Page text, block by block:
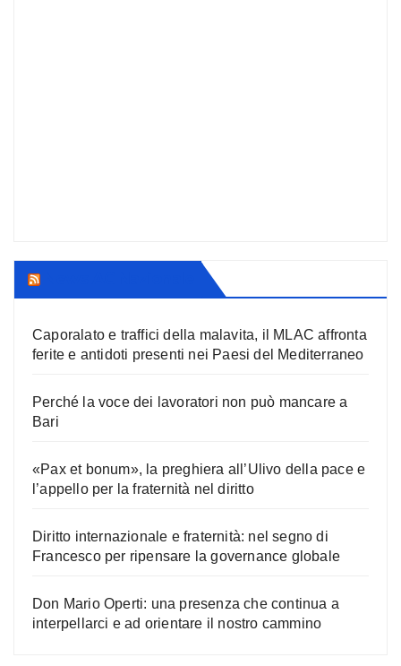
Caporalato e traffici della malavita, il MLAC affronta
ferite e antidoti presenti nei Paesi del Mediterraneo
Perché la voce dei lavoratori non può mancare a
Bari
«Pax et bonum», la preghiera all’Ulivo della pace e
l’appello per la fraternità nel diritto
Diritto internazionale e fraternità: nel segno di
Francesco per ripensare la governance globale
Don Mario Operti: una presenza che continua a
interpellarci e ad orientare il nostro cammino